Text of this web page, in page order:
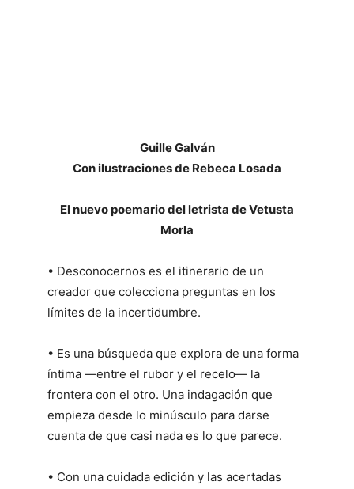
Guille Galván
Con ilustraciones de Rebeca Losada
El nuevo poemario del letrista de Vetusta
Morla
• Desconocernos es el itinerario de un
creador que colecciona preguntas en los
límites de la incertidumbre.
• Es una búsqueda que explora de una forma
íntima ―entre el rubor y el recelo― la
frontera con el otro. Una indagación que
empieza desde lo minúsculo para darse
cuenta de que casi nada es lo que parece.
• Con una cuidada edición y las acertadas